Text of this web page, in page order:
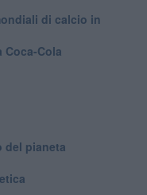
di calcio in
Coca-Cola
del pianeta